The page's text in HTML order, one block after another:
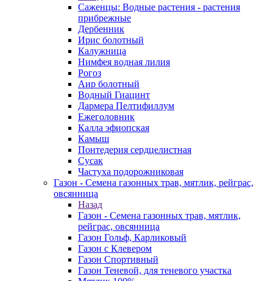
Саженцы: Водные растения - растения
прибрежные
Дербенник
Ирис болотный
Калужница
Нимфея водная лилия
Рогоз
Аир болотный
Водный Гиацинт
Дармера Пелтифиллум
Ежеголовник
Калла эфиопская
Камыш
Понтедерия сердцелистная
Сусак
Частуха подорожниковая
Газон - Семена газонных трав, мятлик, рейграс,
овсянница
Назад
Газон - Семена газонных трав, мятлик,
рейграс, овсянница
Газон Гольф, Карликовый
Газон с Клевером
Газон Спортивный
Газон Теневой, для теневого участка